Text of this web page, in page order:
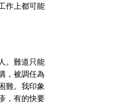
作上都可能
。難道只能
，被調任為
難。我印象
，有的快要